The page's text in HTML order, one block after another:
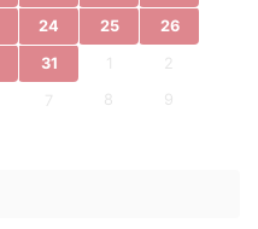
24 25 26
31 2
7 8 9